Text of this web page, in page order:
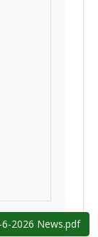
2026 News.pdf